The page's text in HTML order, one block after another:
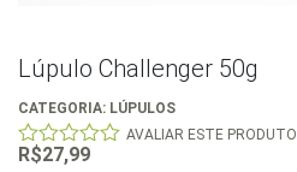
Lúpulo Challenger 50g
CATEGORIA: LÚPULOS
0
AVALIAR ESTE PRODUTO
R$27,99